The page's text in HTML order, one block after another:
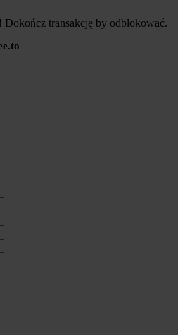
Dokończ transakcję by odblokować.